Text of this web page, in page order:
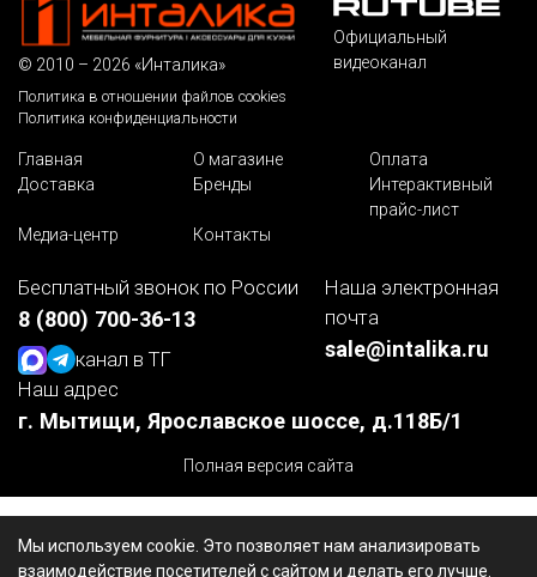
Мы используем cookie. Это позволяет нам анализировать
взаимодействие посетителей с сайтом и делать его лучше.
© 2010 – 2026 «Инталика»
Политика в отношении файлов cookies
Политика конфиденциальности
Официальный
видеоканал
Главная О магазине
Оплата
Доставка
Бренды
Интерактивный
прайс-лист
Медиа-центр
Контакты
Бесплатный звонок по России
8 (800) 700-36-13
канал в ТГ
Наша электронная
почта
sale@intalika.ru
Наш адрес
г. Мытищи, Ярославское шоссе, д.118Б/1
Полная версия сайта